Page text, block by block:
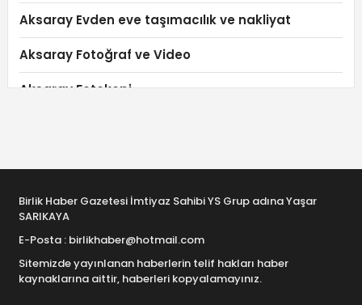
Aksaray Evden eve taşımacılık ve nakliyat
Aksaray Fotoğraf ve Video
Aksaray Fotokopi
Aksaray Güvenlik ve Temizlik
Aksaray Halı-Koltuk Yıkama
Birlik Haber Gazetesi İmtiyaz Sahibi YS Grup adına Yaşar
SARIKAYA
E-Posta : birlikhaber@hotmail.com
Sitemizde yayınlanan haberlerin telif hakları haber
kaynaklarına aittir, haberleri kopyalamayınız.